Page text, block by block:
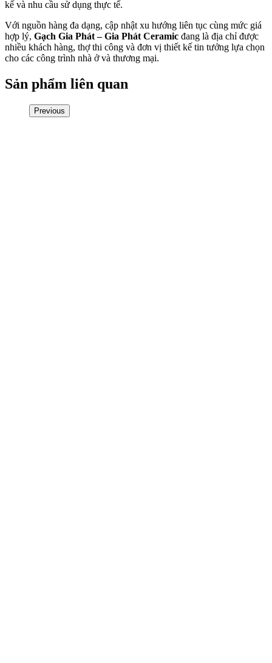
kế và nhu cầu sử dụng thực tế.
Với nguồn hàng đa dạng, cập nhật xu hướng liên tục cùng mức giá
hợp lý, Gạch Gia Phát – Gia Phát Ceramic đang là địa chỉ được
nhiều khách hàng, thợ thi công và đơn vị thiết kế tin tưởng lựa chọn
cho các công trình nhà ở và thương mại.
Sản phẩm liên quan
Previous